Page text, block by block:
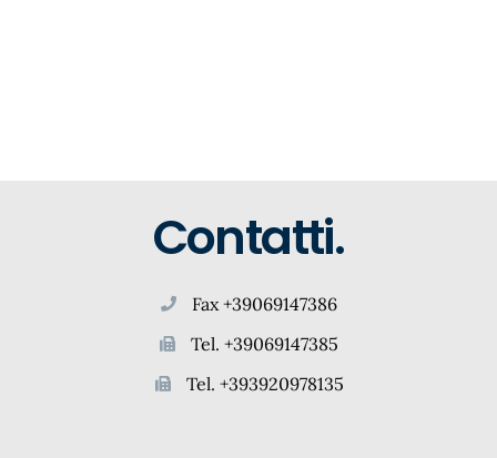
Contatti.
Fax +39069147386
Tel. +39069147385
Tel. +393920978135